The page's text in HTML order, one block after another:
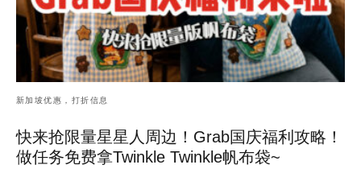
新加坡优惠，打折信息
快来抢限量星星人周边！Grab国庆福利攻略！
做任务免费拿Twinkle Twinkle帆布袋~